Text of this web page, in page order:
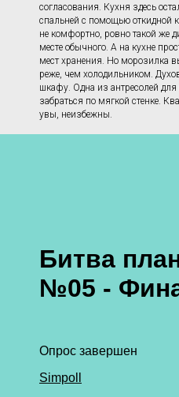
согласования. Кухня здесь
спальней с помощью откидной
не комфортно, ровно такой же
месте обычного. А на кухне
мест хранения. Но морозилка
реже, чем холодильником.
шкафу. Одна из антресолей для
забраться по мягкой стенке.
увы, неизбежны.